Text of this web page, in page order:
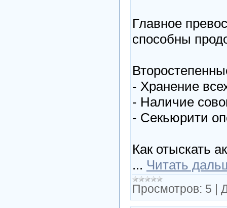
Главное
способны
- Хранение
- Наличие
- Секьюрити
Как отыскать
... Читать
Просмотров: 5 |